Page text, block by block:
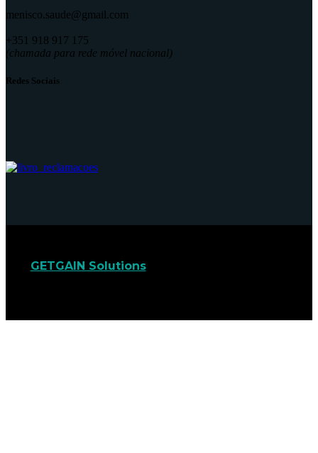
menisco.saude@gmail.com
+351 918 917 175
(chamada para rede móvel nacional)
Redes Sociais
GETGAIN Solutions© 2022. Todos os direitos